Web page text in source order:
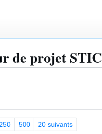
de projet STIC
250 500 20 suivants